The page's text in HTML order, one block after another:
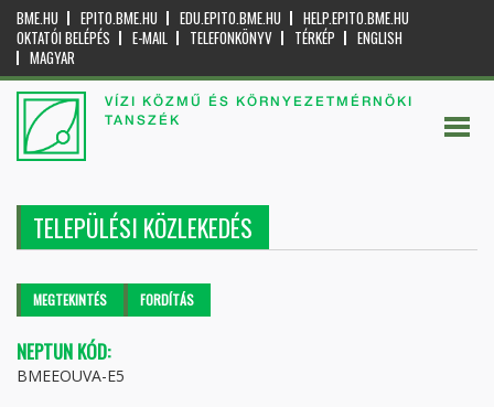
BME.HU EPITO.BME.HU EDU.EPITO.BME.HU
HELP.EPITO.BME.HU
OKTATÓI BELÉPÉS
E-MAIL TELEFONKÖNYV TÉRKÉP
ENGLISH
MAGYAR
VÍZI KÖZMŰ ÉS KÖRNYEZETMÉRNÖKI
TANSZÉK
TELEPÜLÉSI KÖZLEKEDÉS
Elsődleges fülek
MEGTEKINTÉS (AKTÍVFORDÍTÁS
NEPTUN KÓD:
BMEEOUVA-E5